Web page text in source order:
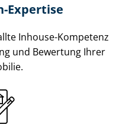
Expertise
Inhouse-Kompetenz
und Bewertung Ihrer